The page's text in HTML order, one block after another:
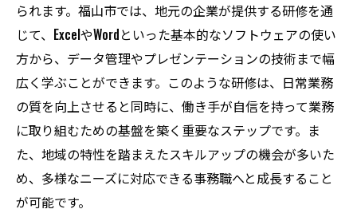
られます。福山市では、地元の企業が提供する研修を通
じて、ExcelやWordといった基本的なソフトウェアの使い
方から、データ管理やプレゼンテーションの技術まで幅
広く学ぶことができます。このような研修は、日常業務
の質を向上させると同時に、働き手が自信を持って業務
に取り組むための基盤を築く重要なステップです。ま
た、地域の特性を踏まえたスキルアップの機会が多いた
め、多様なニーズに対応できる事務職へと成長すること
が可能です。